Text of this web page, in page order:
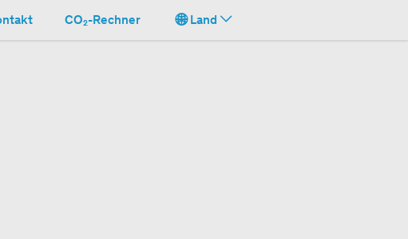
CO₂-Rechner Land